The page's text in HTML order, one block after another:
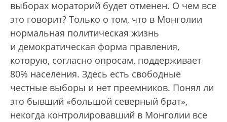
выборах мораторий будет отменен. О чем все
это говорит? Только о том, что в Монголии
нормальная политическая жизнь
и демократическая форма правления,
которую, согласно опросам, поддерживает
80% населения. Здесь есть свободные
честные выборы и нет преемников. Понял ли
это бывший «большой северный брат»,
некогда контролировавший в Монголии все